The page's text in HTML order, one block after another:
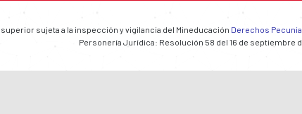
sujeta a la inspección y vigilancia del Mineducación Derechos
Personería Jurídica: Resolución 58 del 16 de septiembre